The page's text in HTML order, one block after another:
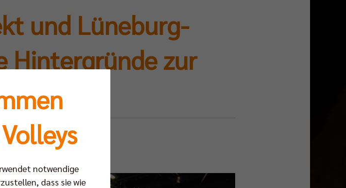
und Lüneburg-
Hintergründe zur
notwendige
dass sie wie